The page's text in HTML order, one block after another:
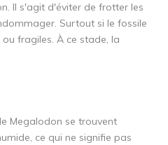
Il s'agit d'éviter de frotter les
Surtout si le fossile
fragiles. À ce stade, la
Megalodon se trouvent
ce qui ne signifie pas